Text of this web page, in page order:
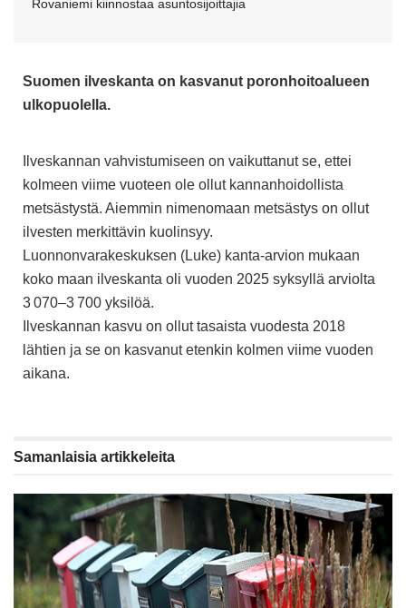
Rovaniemi kiinnostaa asuntosijoittajia
Suomen ilveskanta on kasvanut poronhoitoalueen
ulkopuolella.
Ilveskannan vahvistumiseen on vaikuttanut se, ettei
kolmeen viime vuoteen ole ollut kannanhoidollista
metsästystä. Aiemmin nimenomaan metsästys on ollut
ilvesten merkittävin kuolinsyy.
Luonnonvarakeskuksen (Luke) kanta‑arvion mukaan
koko maan ilveskanta oli vuoden 2025 syksyllä arviolta
3 070–3 700 yksilöä.
Ilveskannan kasvu on ollut tasaista vuodesta 2018
lähtien ja se on kasvanut etenkin kolmen viime vuoden
aikana.
Samanlaisia artikkeleita